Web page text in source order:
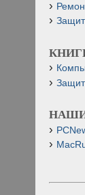
НАШИ